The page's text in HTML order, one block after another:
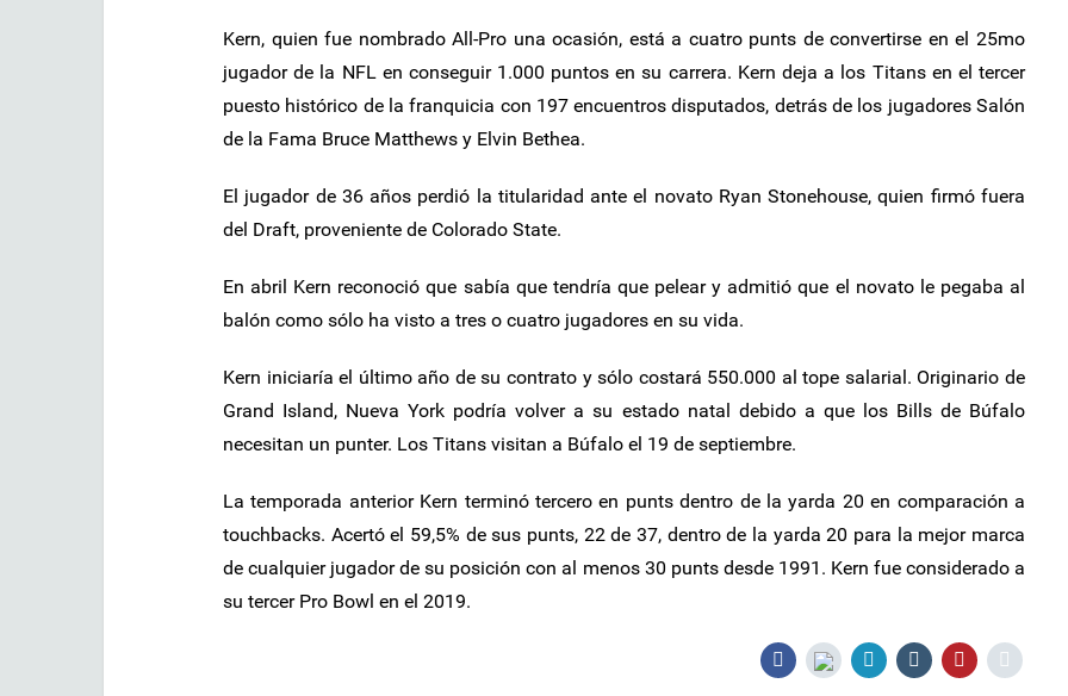
Kern, quien fue nombrado All-Pro una ocasión, está a cuatro punts de convertirse en el 25mo
jugador de la NFL en conseguir 1.000 puntos en su carrera. Kern deja a los Titans en el tercer
puesto histórico de la franquicia con 197 encuentros disputados, detrás de los jugadores Salón
de la Fama Bruce Matthews y Elvin Bethea.
El jugador de 36 años perdió la titularidad ante el novato Ryan Stonehouse, quien firmó fuera
del Draft, proveniente de Colorado State.
En abril Kern reconoció que sabía que tendría que pelear y admitió que el novato le pegaba al
balón como sólo ha visto a tres o cuatro jugadores en su vida.
Kern iniciaría el último año de su contrato y sólo costará 550.000 al tope salarial. Originario de
Grand Island, Nueva York podría volver a su estado natal debido a que los Bills de Búfalo
necesitan un punter. Los Titans visitan a Búfalo el 19 de septiembre.
La temporada anterior Kern terminó tercero en punts dentro de la yarda 20 en comparación a
touchbacks. Acertó el 59,5% de sus punts, 22 de 37, dentro de la yarda 20 para la mejor marca
de cualquier jugador de su posición con al menos 30 punts desde 1991. Kern fue considerado a
su tercer Pro Bowl en el 2019.